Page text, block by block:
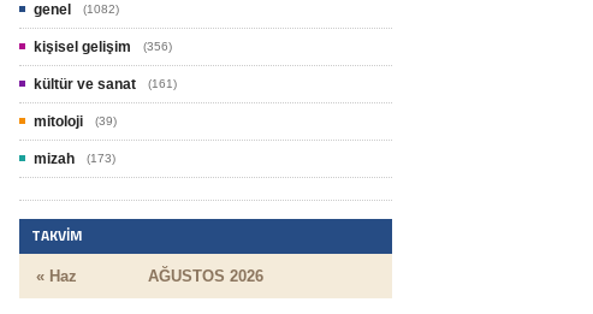
genel (1082)
kişisel gelişim (356)
kültür ve sanat (161)
mitoloji (39)
mizah (173)
TAKVIM
AĞUSTOS 2026
« Haz